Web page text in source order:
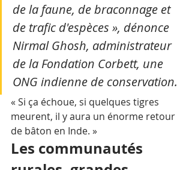
de la faune, de braconnage et
de trafic d'espèces », dénonce
Nirmal Ghosh, administrateur
de la Fondation Corbett, une
ONG indienne de conservation.
« Si ça échoue, si quelques tigres
meurent, il y aura un énorme retour
de bâton en Inde. »
Les communautés